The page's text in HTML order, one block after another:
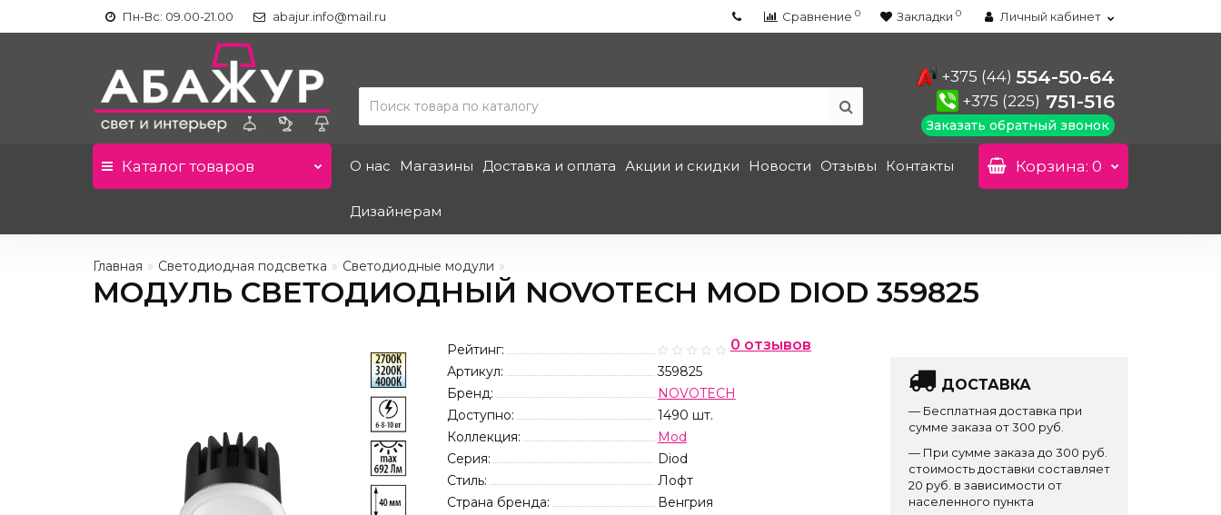
Пн-Вс: 09.00-21.00 abajur.info@mail.ru Сравнение 0 Закладки 0 Личный кабинет
+375 (44) 554-50-64
+375 (225) 751-516
Заказать обратный звонок
Каталогтоваров О нас Магазины Доставка и оплата Акции и скидки Новости Отзывы Контакты
Дизайнерам
Корзина: 0
Главная Светодиодная подсветка Светодиодные модули
МОДУЛЬ СВЕТОДИОДНЫЙ NOVOTECH MOD DIOD 359825
Рейтинг: 0 отзывов
Артикул:
359825
Бренд:
NOVOTECH
Доступно:
1490 шт.
Коллекция:
Mod
Серия:
Diod
Стиль:
Лофт
Страна бренда:
Венгрия
ДОСТАВКА
— Бесплатная доставка при
сумме заказа от 300 руб.
— При сумме заказа до 300 руб.
стоимость доставки составляет
20 руб. в зависимости от
населенного пункта